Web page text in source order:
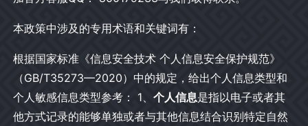
本政策中涉及的专用术语和关键词有：
根据国家标准《信息安全技术 个人信息安全保护规范》
（GB/T35273—2020）中的规定，给出个人信息类型和
个人敏感信息类型参考： 1、 个人信息是指以电子或者其
他方式记录的能够单独或者与其他信息结合识别特定自然